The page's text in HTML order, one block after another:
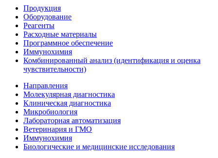
Продукция
Оборудование
Реагенты
Расходные материалы
Программное обеспечение
Иммунохимия
Комбинированный анализ (идентификация и оценка
чувствительности)
Направления
Молекулярная диагностика
Клиническая диагностика
Микробиология
Лабораторная автоматизация
Ветеринария и ГМО
Иммунохимия
Биологические и медицинские исследования